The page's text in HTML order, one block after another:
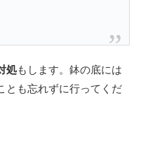
処もします。鉢の底には
とも忘れずに行ってくだ